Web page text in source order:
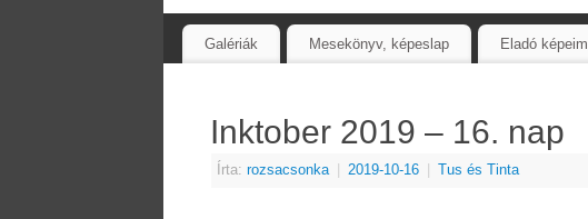
Galériák Mesekönyv, képeslap Eladó képeim
Inktober 2019 – 16. nap
Írta: rozsacsonka 2019-10-16 Tus és Tinta